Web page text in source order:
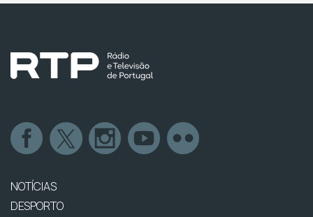
NOTÍCIAS
DESPORTO